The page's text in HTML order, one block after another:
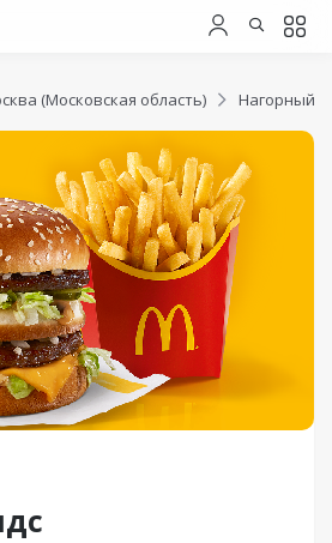
(Московская область) Нагорный